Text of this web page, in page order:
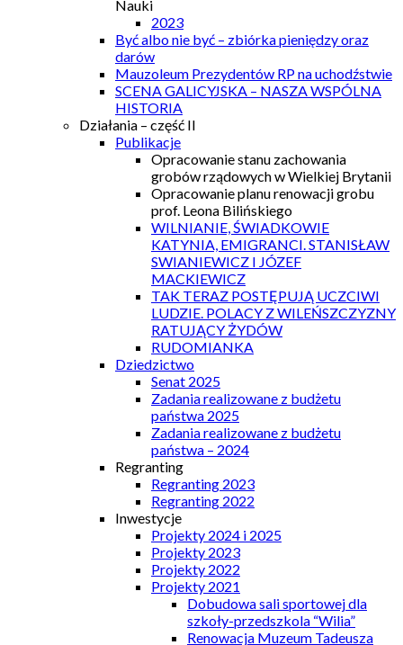
Nauki
2023
Być albo nie być – zbiórka pieniędzy oraz
darów
Mauzoleum Prezydentów RP na uchodźstwie
SCENA GALICYJSKA – NASZA WSPÓLNA
HISTORIA
Działania – część II
Publikacje
Opracowanie stanu zachowania
grobów rządowych w Wielkiej Brytanii
Opracowanie planu renowacji grobu
prof. Leona Bilińskiego
WILNIANIE, ŚWIADKOWIE
KATYNIA, EMIGRANCI. STANISŁAW
SWIANIEWICZ I JÓZEF
MACKIEWICZ
TAK TERAZ POSTĘPUJĄ UCZCIWI
LUDZIE. POLACY Z WILEŃSZCZYZNY
RATUJĄCY ŻYDÓW
RUDOMIANKA
Dziedzictwo
Senat 2025
Zadania realizowane z budżetu
państwa 2025
Zadania realizowane z budżetu
państwa – 2024
Regranting
Regranting 2023
Regranting 2022
Inwestycje
Projekty 2024 i 2025
Projekty 2023
Projekty 2022
Projekty 2021
Dobudowa sali sportowej dla
szkoły-przedszkola “Wilia”
Renowacja Muzeum Tadeusza